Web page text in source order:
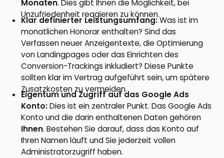
Monaten. Dies gibt Ihnen die Möglichkeit, bei
Unzufriedenheit reagieren zu können.
Klar definierter Leistungsumfang:Was ist im
monatlichen Honorar enthalten? Sind das
Verfassen neuer Anzeigentexte, die Optimierung
von Landingpages oder das Einrichten des
Conversion-Trackings inkludiert? Diese Punkte
sollten klar im Vertrag aufgeführt sein, um spätere
Zusatzkosten zu vermeiden.
Eigentum und Zugriff auf das Google Ads
Konto:Dies ist ein zentraler Punkt. Das Google Ads
Konto und die darin enthaltenen Daten gehören
Ihnen. Bestehen Sie darauf, dass das Konto auf
Ihren Namen läuft und Sie jederzeit vollen
Administratorzugriff haben.